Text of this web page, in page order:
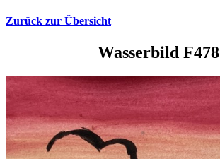
Zurück zur Übersicht
Wasserbild F478